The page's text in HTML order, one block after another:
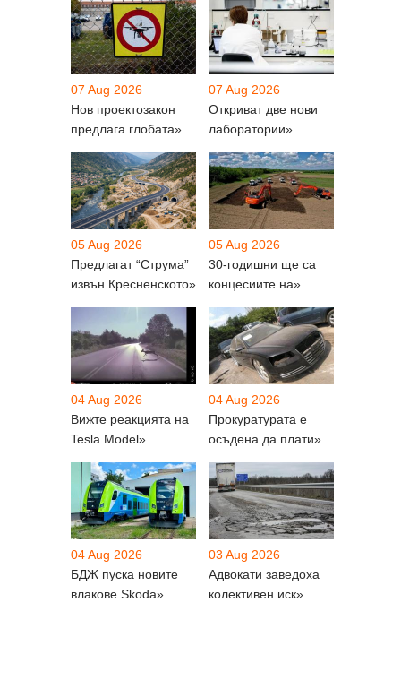
07 Aug 2026
Нов проектозакон
предлага глобата»
07 Aug 2026
Откриват две нови
лаборатории»
05 Aug 2026
Предлагат “Струма”
извън Кресненското»
05 Aug 2026
30-годишни ще са
концесиите на»
04 Aug 2026
Вижте реакцията на
Tesla Model»
04 Aug 2026
Прокуратурата е
осъдена да плати»
04 Aug 2026
БДЖ пуска новите
влакове Skoda»
03 Aug 2026
Адвокати заведоха
колективен иск»